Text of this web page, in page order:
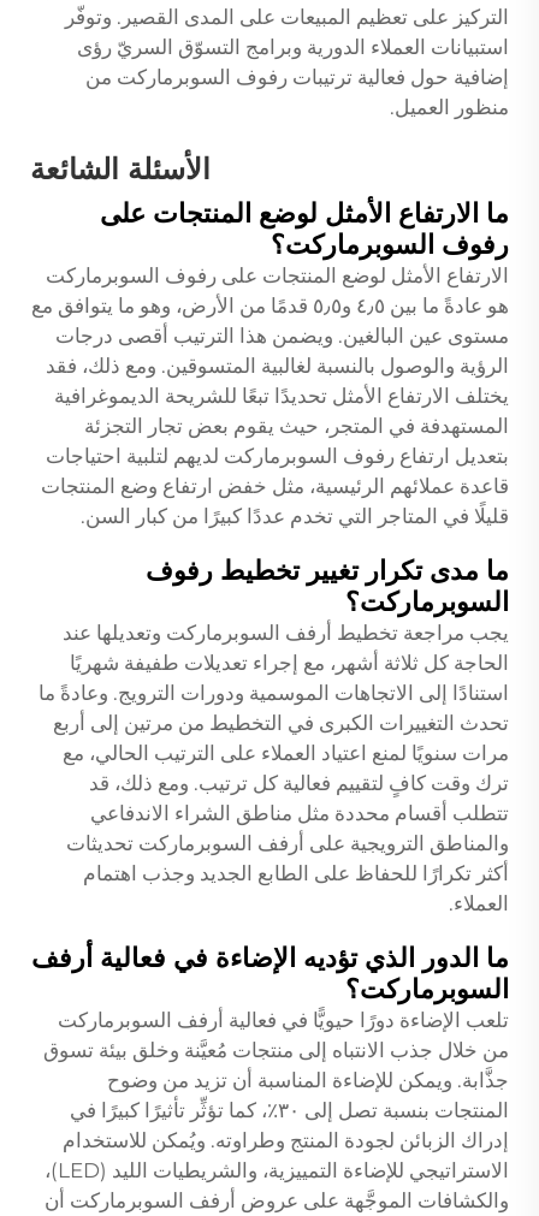
التركيز على تعظيم المبيعات على المدى القصير. وتوفّر
استبيانات العملاء الدورية وبرامج التسوّق السريّ رؤى
إضافية حول فعالية ترتيبات رفوف السوبرماركت من
منظور العميل.
الأسئلة الشائعة
ما الارتفاع الأمثل لوضع المنتجات على
رفوف السوبرماركت؟
الارتفاع الأمثل لوضع المنتجات على رفوف السوبرماركت
هو عادةً ما بين ٤٫٥ و٥٫٥ قدمًا من الأرض، وهو ما يتوافق مع
مستوى عين البالغين. ويضمن هذا الترتيب أقصى درجات
الرؤية والوصول بالنسبة لغالبية المتسوقين. ومع ذلك، فقد
يختلف الارتفاع الأمثل تحديدًا تبعًا للشريحة الديموغرافية
المستهدفة في المتجر، حيث يقوم بعض تجار التجزئة
بتعديل ارتفاع رفوف السوبرماركت لديهم لتلبية احتياجات
قاعدة عملائهم الرئيسية، مثل خفض ارتفاع وضع المنتجات
قليلًا في المتاجر التي تخدم عددًا كبيرًا من كبار السن.
ما مدى تكرار تغيير تخطيط رفوف
السوبرماركت؟
يجب مراجعة تخطيط أرفف السوبرماركت وتعديلها عند
الحاجة كل ثلاثة أشهر، مع إجراء تعديلات طفيفة شهريًا
استنادًا إلى الاتجاهات الموسمية ودورات الترويج. وعادةً ما
تحدث التغييرات الكبرى في التخطيط من مرتين إلى أربع
مرات سنويًا لمنع اعتياد العملاء على الترتيب الحالي، مع
ترك وقت كافٍ لتقييم فعالية كل ترتيب. ومع ذلك، قد
تتطلب أقسام محددة مثل مناطق الشراء الاندفاعي
والمناطق الترويجية على أرفف السوبرماركت تحديثات
أكثر تكرارًا للحفاظ على الطابع الجديد وجذب اهتمام
العملاء.
ما الدور الذي تؤديه الإضاءة في فعالية أرفف
السوبرماركت؟
تلعب الإضاءة دورًا حيويًّا في فعالية أرفف السوبرماركت
من خلال جذب الانتباه إلى منتجات مُعيَّنة وخلق بيئة تسوق
جذَّابة. ويمكن للإضاءة المناسبة أن تزيد من وضوح
المنتجات بنسبة تصل إلى ٣٠٪، كما تؤثِّر تأثيرًا كبيرًا في
إدراك الزبائن لجودة المنتج وطراوته. ويُمكن للاستخدام
الاستراتيجي للإضاءة التمييزية، والشريطيات الليد (LED)،
والكشافات الموجَّهة على عروض أرفف السوبرماركت أن